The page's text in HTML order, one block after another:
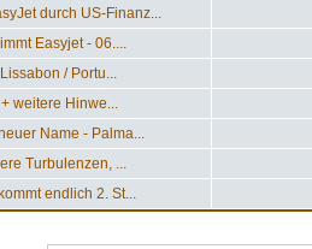
durch US-Finanz...
Easyjet - 06....
/ Portu...
weitere Hinwe...
Name - Palma...
Turbulenzen, ...
endlich 2. St...